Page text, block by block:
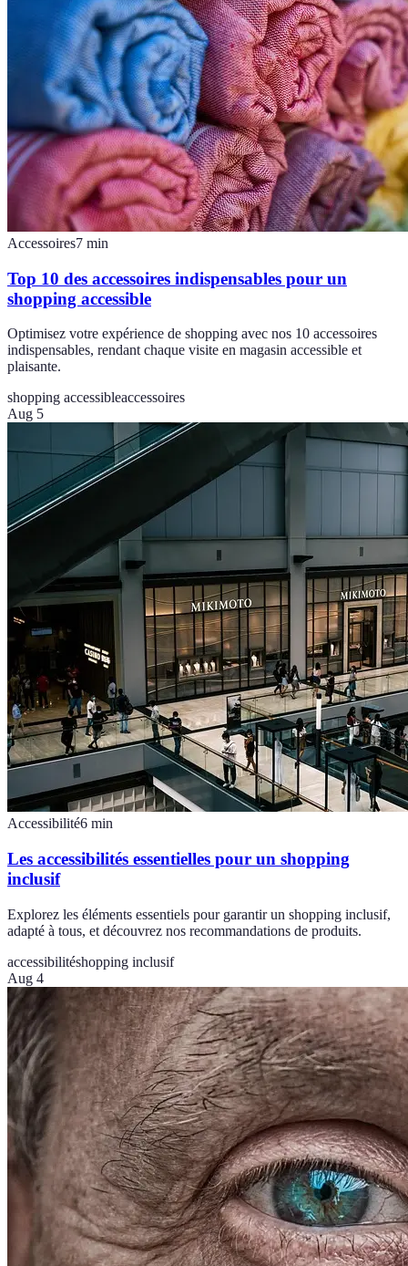
Accessoires7 min
Top 10 des accessoires indispensables pour un
shopping accessible
Optimisez votre expérience de shopping avec nos 10 accessoires
indispensables, rendant chaque visite en magasin accessible et
plaisante.
shopping accessibleaccessoires
Aug 5
Accessibilité6 min
Les accessibilités essentielles pour un shopping
inclusif
Explorez les éléments essentiels pour garantir un shopping inclusif,
adapté à tous, et découvrez nos recommandations de produits.
accessibilitéshopping inclusif
Aug 4